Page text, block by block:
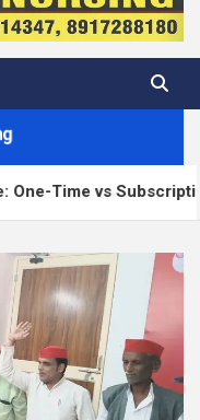
Subscription vs